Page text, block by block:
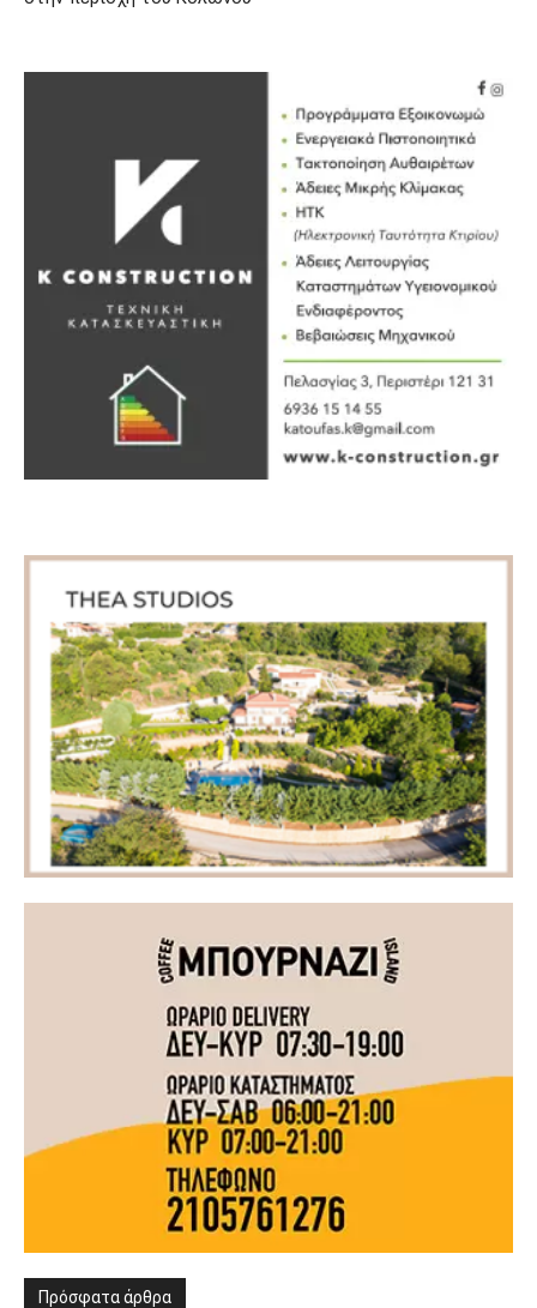
Πρόσφατα άρθρα